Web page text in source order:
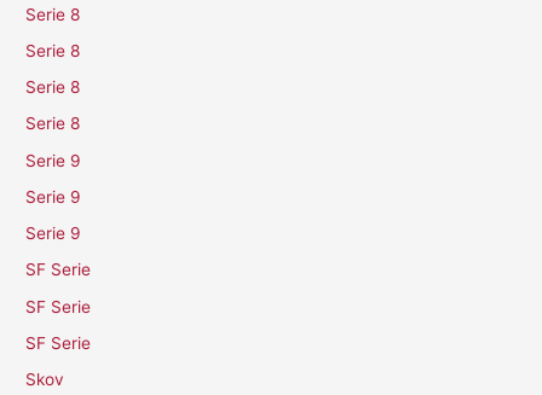
Serie 8
Serie 8
Serie 8
Serie 8
Serie 9
Serie 9
Serie 9
SF Serie
SF Serie
SF Serie
Skov